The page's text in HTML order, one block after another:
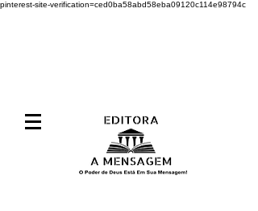
pinterest-site-verification=ced0ba58abd58eba09120c114e98794c